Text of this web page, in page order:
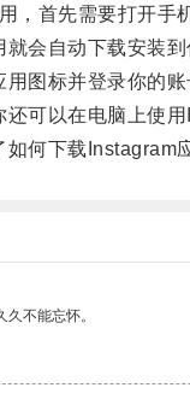
首先需要打开手机
自动下载安装到
标并登录你的账
以在电脑上使用
下载Instagram应
不能忘怀。